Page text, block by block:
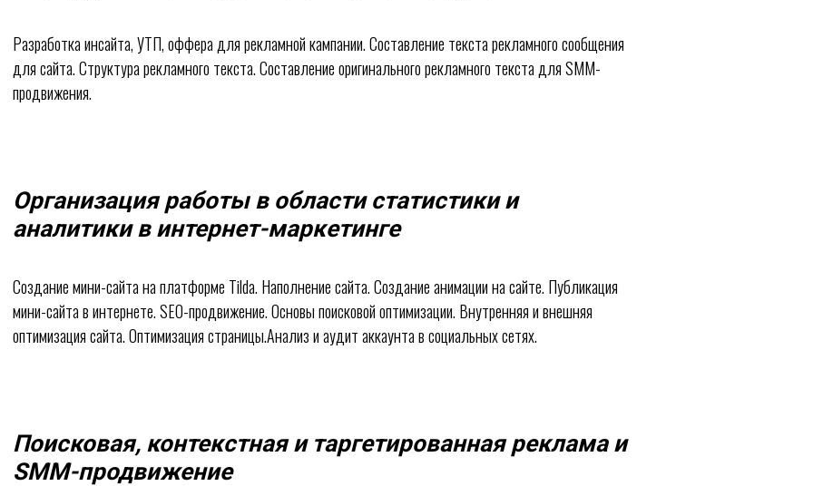
Разработка инсайта, УТП, оффера для рекламной кампании. Составление текста рекламного сообщения
для сайта. Структура рекламного текста. Составление оригинального рекламного текста для SMM-
продвижения.
Организация работы в области статистики и
аналитики в интернет-маркетинге
Создание мини-сайта на платформе Tilda. Наполнение сайта. Создание анимации на сайте. Публикация
мини-сайта в интернете. SЕО-продвижение. Основы поисковой оптимизации. Внутренняя и внешняя
оптимизация сайта. Оптимизация страницы.Анализ и аудит аккаунта в социальных сетях.
Поисковая, контекстная и таргетированная реклама и
SММ-продвижение